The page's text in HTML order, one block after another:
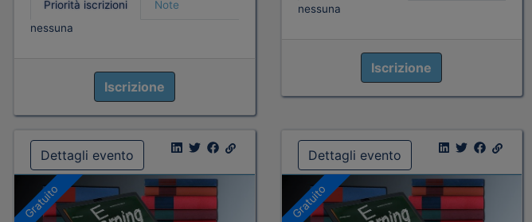
Priorità iscrizioni
Note
nessuna
Iscrizione
nessuna
Iscrizione
Dettagli evento
Gratuito
Dettagli evento
Gratuito